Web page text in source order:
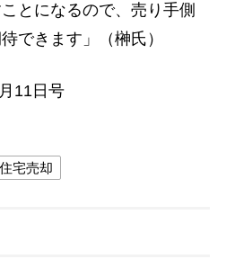
とになるので、売り手側
できます」（榊氏）
11日号
住宅売却